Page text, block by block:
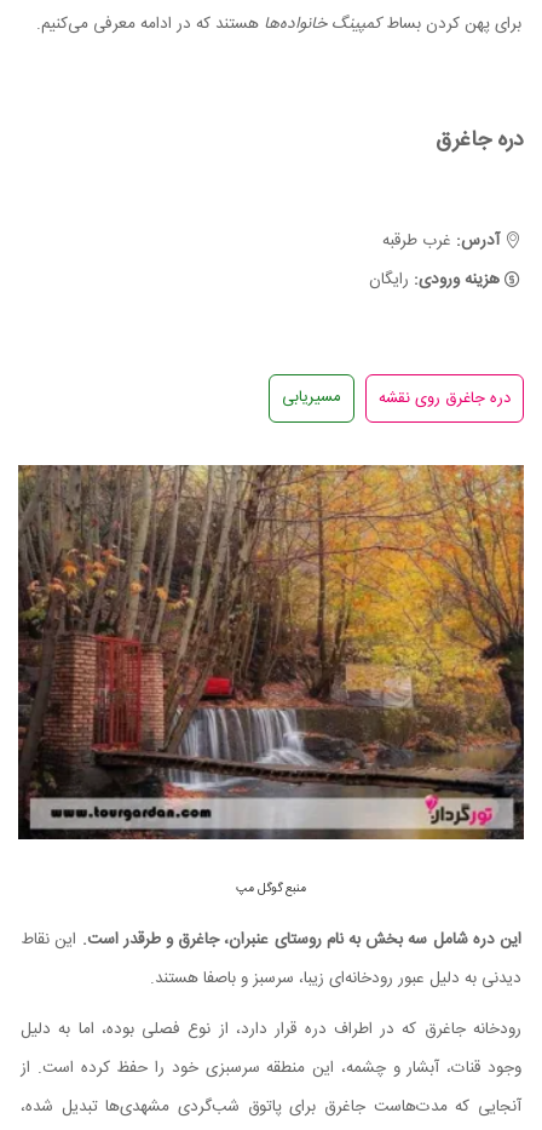
برای پهن کردن بساطکمپینگ خانواده‌ها هستند که در ادامه معرفی می‌کنیم.
دره جاغرق
آدرس: غرب طرقبه
هزینه ورودی: رایگان
مسیریابی
منبع گوگل مپ
این دره شامل سه بخش به نام روستای عنبران، جاغرق و طرقدر است. این نقاط
دیدنی به دلیل عبور رودخانه‌ای زیبا، سرسبز و باصفا هستند.
رودخانه جاغرق که در اطراف دره قرار دارد، از نوع فصلی بوده، اما به دلیل
وجود قنات، آبشار و چشمه، این منطقه سرسبزی خود را حفظ کرده است. از
آنجایی که مدت‌هاست جاغرق برای پاتوق شب‌گردی مشهدی‌ها تبدیل شده،